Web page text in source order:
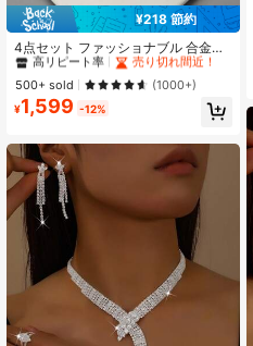
¥218 節約
4点セット ファッショナブル 合金ラ
インストーンガラスクラウンネック
レス＆ピアスセット。結婚式やパー
ティーで着用する女性に最適なティ
アラ。
#1 ベストセラー
ボホ ウェディングファッションジュエリー
高リピート率
売り切れ間近！
#1 ベストセラー
ボホ ウェディングファッションジュエリー
高リピート率
売り切れ間近！
#1 ベストセラー
ボホ ウェディングファッションジュエリー
高リピート率
売り切れ間近！
#1 ベストセラー
売り切れ間近！
500+ sold (1000+)
¥1,599 -12%